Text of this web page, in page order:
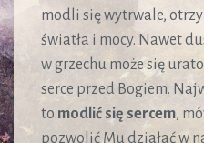
modli się wytrwale,
światła i mocy. Nawet
w grzechu może się
serce przed Bogiem.
to modlić się sercem,
pozwolić Mu działać w